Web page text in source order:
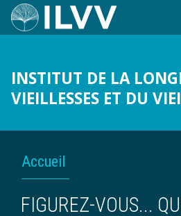
Aller
au
INSTITUT DE LA
VIEILLESSES ET DU
FIL
D'ARIANE
Accueil
FIGUREZ-VOUS...